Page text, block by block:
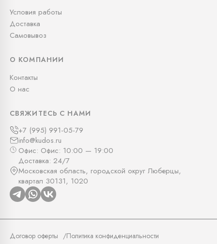
Условия работы
Доставка
Самовывоз
О КОМПАНИИ
Контакты
О нас
СВЯЖИТЕСЬ С НАМИ
+7 (995) 991-05-79
info@kudos.ru
Офис: Офис: 10:00 — 19:00
Доставка: 24/7
Московская область, городской округ Люберцы,
квартал 30131, 1020
Договор оферты Политика конфиденциальности